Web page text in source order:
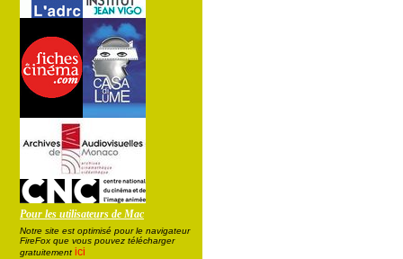
Pour les utilisateurs de Mac
Notre site est optimisé pour le navigateur
FireFox que vous pouvez télécharger
gratuitement ici